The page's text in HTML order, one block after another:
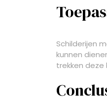
Schilderijen
kunnen
trekken